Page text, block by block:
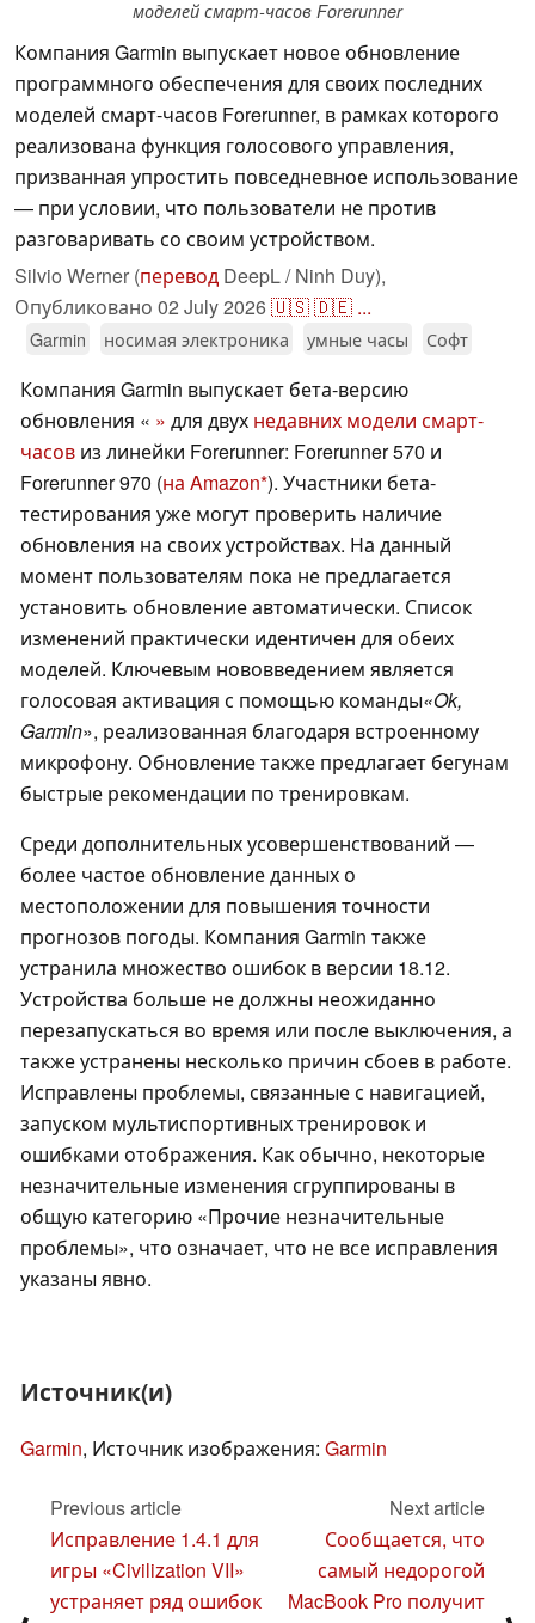
моделей смарт-часов Forerunner
Компания Garmin выпускает новое обновление
программного обеспечения для своих последних
моделей смарт-часов Forerunner, в рамках которого
реализована функция голосового управления,
призванная упростить повседневное использование
— при условии, что пользователи не против
разговаривать со своим устройством.
Silvio Werner (перевод DeepL / Ninh Duy),
Опубликовано 02 July 2026🇺🇸🇩🇪 ...
Garmin носимая электроника умные часы Софт
Компания Garmin выпускает бета-версию
обновления « » для двух недавних модели смарт-
часов из линейки Forerunner: Forerunner 570 и
Forerunner 970 (на Amazon ). Участники бета-
тестирования уже могут проверить наличие
обновления на своих устройствах. На данный
момент пользователям пока не предлагается
установить обновление автоматически. Список
изменений практически идентичен для обеих
моделей. Ключевым нововведением является
голосовая активация с помощью команды«Ok,
Garmin», реализованная благодаря встроенному
микрофону. Обновление также предлагает бегунам
быстрые рекомендации по тренировкам.
Среди дополнительных усовершенствований —
более частое обновление данных о
местоположении для повышения точности
прогнозов погоды. Компания Garmin также
устранила множество ошибок в версии 18.12.
Устройства больше не должны неожиданно
перезапускаться во время или после выключения, а
также устранены несколько причин сбоев в работе.
Исправлены проблемы, связанные с навигацией,
запуском мультиспортивных тренировок и
ошибками отображения. Как обычно, некоторые
незначительные изменения сгруппированы в
общую категорию «Прочие незначительные
проблемы», что означает, что не все исправления
указаны явно.
Источник(и)
Garmin, Источник изображения: Garmin
Previous article
Исправление 1.4.1 для
игры «Civilization VII»
устраняет ряд ошибок
Next article
Сообщается, что
самый недорогой
MacBook Pro получит